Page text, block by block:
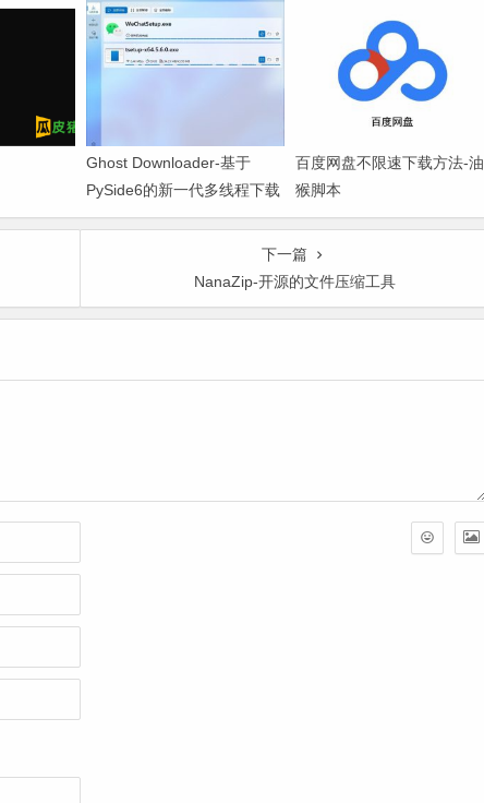
Ghost Downloader-基于
PySide6的新一代多线程下载
器
百度网盘不限速下载方法-油
猴脚本
下一篇
NanaZip-开源的文件压缩工具